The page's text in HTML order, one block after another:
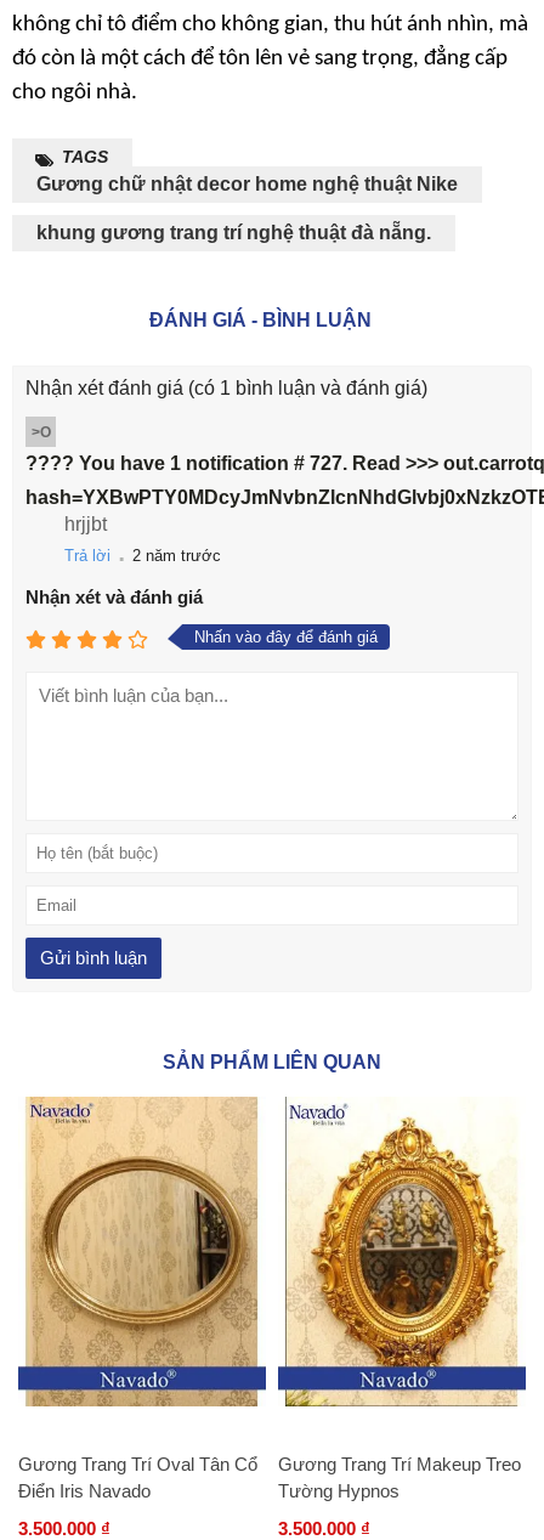
không chỉ tô điểm cho không gian, thu hút ánh nhìn, mà
đó còn là một cách để tôn lên vẻ sang trọng, đẳng cấp
cho ngôi nhà.
TAGS
Gương chữ nhật decor home nghệ thuật Nike
khung gương trang trí nghệ thuật đà nẵng.
ĐÁNH GIÁ - BÌNH LUẬN
Nhận xét đánh giá (có 1 bình luận và đánh giá)
>O
???? You have 1 notification # 727. Read >>>
hrjjbt
Trả lời . 2 năm trước
Nhận xét và đánh giá
Nhấn vào đây để đánh giá
SẢN PHẨM LIÊN QUAN
Gương Trang Trí Oval Tân Cổ
Điển Iris Navado
3.500.000 ₫
Gương Trang Trí Makeup Treo
Tường Hypnos
3.500.000 ₫